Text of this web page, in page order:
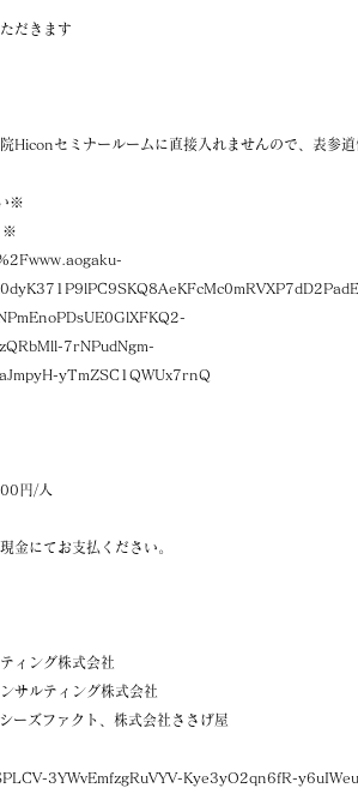
だきます
Hiconセミナールームに直接入れませんので、表参
※
※
7rNPudNgm-
yTmZSC1QWUx7rnQ
円/人
にてお支払ください。
ィング株式会社
サルティング株式会社
ズファクト、株式会社ささげ屋
3YWvEmfzgRuVYV-Kye3yO2qn6fR-